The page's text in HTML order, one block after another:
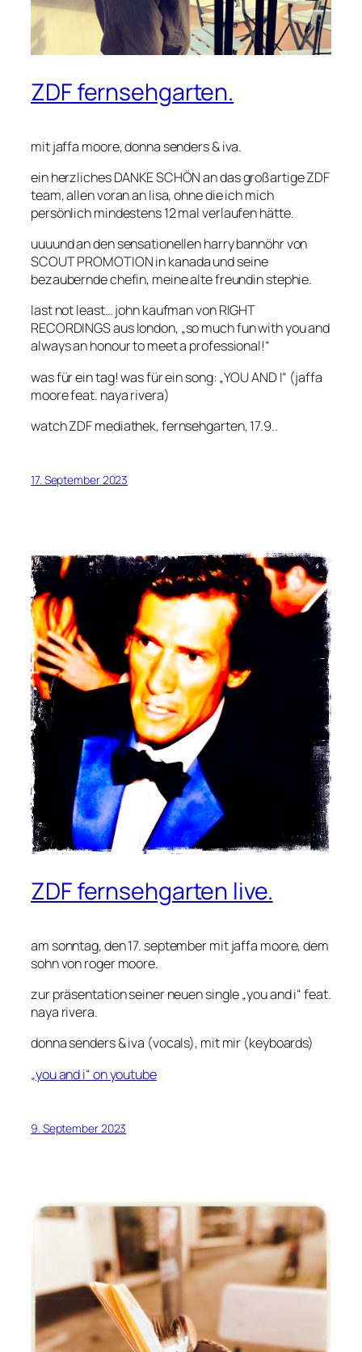
ZDF fernsehgarten.
mit jaffa moore, donna senders & iva.
ein herzliches DANKE SCHÖN an das großartige ZDF
team, allen voran an lisa, ohne die ich mich
persönlich mindestens 12 mal verlaufen hätte.
uuuund an den sensationellen harry bannöhr von
SCOUT PROMOTION in kanada und seine
bezaubernde chefin, meine alte freundin stephie.
last not least… john kaufman von RIGHT
RECORDINGS aus london, „so much fun with you and
always an honour to meet a professional!“
was für ein tag! was für ein song: „YOU AND I“ (jaffa
moore feat. naya rivera)
watch ZDF mediathek, fernsehgarten, 17.9..
17. September 2023
ZDF fernsehgarten live.
am sonntag, den 17. september mit jaffa moore, dem
sohn von roger moore.
zur präsentation seiner neuen single „you and i“ feat.
naya rivera.
donna senders & iva (vocals), mit mir (keyboards)
„you and i“ on youtube
9. September 2023